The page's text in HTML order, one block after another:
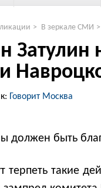
> В зеркале СМИ >
Говорит Москва
должен быть
терпеть такие